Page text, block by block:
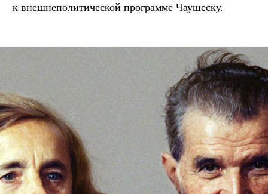
к внешнеполитической программе Чаушеску.